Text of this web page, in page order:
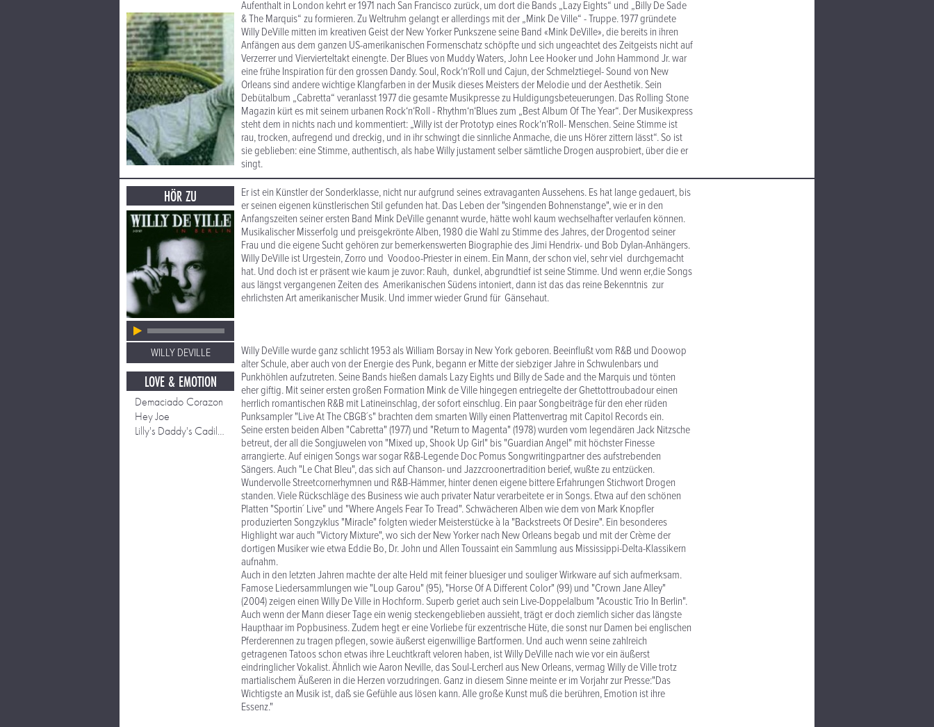
Aufenthalt in London kehrt er 1971 nach San Francisco zurück, um dort die Bands „Lazy Eights“ und „Billy De Sade
& The Marquis“ zu formieren. Zu Weltruhm gelangt er allerdings mit der „Mink De Ville“ - Truppe. 1977 gründete
Willy DeVille mitten im kreativen Geist der New Yorker Punkszene seine Band «Mink DeVille», die bereits in ihren
Anfängen aus dem ganzen US-amerikanischen Formenschatz schöpfte und sich ungeachtet des Zeitgeists nicht auf
Verzerrer und Viervierteltakt einengte. Der Blues von Muddy Waters, John Lee Hooker und John Hammond Jr. war
eine frühe Inspiration für den grossen Dandy. Soul, Rock‘n‘Roll und Cajun, der Schmelztiegel- Sound von New
Orleans sind andere wichtige Klangfarben in der Musik dieses Meisters der Melodie und der Aesthetik. Sein
Debütalbum „Cabretta“ veranlasst 1977 die gesamte Musikpresse zu Huldigungsbeteuerungen. Das Rolling Stone
Magazin kürt es mit seinem urbanen Rock‘n‘Roll - Rhythm‘n‘Blues zum „Best Album Of The Year“. Der Musikexpress
steht dem in nichts nach und kommentiert: „Willy ist der Prototyp eines Rock‘n‘Roll- Menschen. Seine Stimme ist
rau, trocken, aufregend und dreckig, und in ihr schwingt die sinnliche Anmache, die uns Hörer zittern lässt“. So ist
sie geblieben: eine Stimme, authentisch, als habe Willy justament selber sämtliche Drogen ausprobiert, über die er
singt.
HÖR ZU
WILLY DEVILLE
LOVE & EMOTION
Demaciado Corazon
Hey Joe
Lilly's Daddy's Cadillac
Er ist ein Künstler der Sonderklasse, nicht nur aufgrund seines extravaganten Aussehens. Es hat lange gedauert, bis
er seinen eigenen künstlerischen Stil gefunden hat. Das Leben der "singenden Bohnenstange", wie er in den
Anfangszeiten seiner ersten Band Mink DeVille genannt wurde, hätte wohl kaum wechselhafter verlaufen können.
Musikalischer Misserfolg und preisgekrönte Alben, 1980 die Wahl zu Stimme des Jahres, der Drogentod seiner
Frau und die eigene Sucht gehören zur bemerkenswerten Biographie des Jimi Hendrix- und Bob Dylan-Anhängers.
Willy DeVille ist Urgestein, Zorro und Voodoo-Priester in einem. Ein Mann, der schon viel, sehr viel durchgemacht
hat. Und doch ist er präsent wie kaum je zuvor: Rauh, dunkel, abgrundtief ist seine Stimme. Und wenn er,die Songs
aus längst vergangenen Zeiten des Amerikanischen Südens intoniert, dann ist das das reine Bekenntnis zur
ehrlichsten Art amerikanischer Musik. Und immer wieder Grund für Gänsehaut.
Willy DeVille wurde ganz schlicht 1953 als William Borsay in New York geboren. Beeinflußt vom R&B und Doowop
alter Schule, aber auch von der Energie des Punk, begann er Mitte der siebziger Jahre in Schwulenbars und
Punkhöhlen aufzutreten. Seine Bands hießen damals Lazy Eights und Billy de Sade and the Marquis und tönten
eher giftig. Mit seiner ersten großen Formation Mink de Ville hingegen entriegelte der Ghettottroubadour einen
herrlich romantischen R&B mit Latineinschlag, der sofort einschlug. Ein paar Songbeiträge für den eher rüden
Punksampler "Live At The CBGB´s" brachten dem smarten Willy einen Plattenvertrag mit Capitol Records ein.
Seine ersten beiden Alben "Cabretta" (1977) und "Return to Magenta" (1978) wurden vom legendären Jack Nitzsche
betreut, der all die Songjuwelen von "Mixed up, Shook Up Girl" bis "Guardian Angel" mit höchster Finesse
arrangierte. Auf einigen Songs war sogar R&B-Legende Doc Pomus Songwritingpartner des aufstrebenden
Sängers. Auch "Le Chat Bleu", das sich auf Chanson- und Jazzcroonertradition berief, wußte zu entzücken.
Wundervolle Streetcornerhymnen und R&B-Hämmer, hinter denen eigene bittere Erfahrungen Stichwort Drogen
standen. Viele Rückschläge des Business wie auch privater Natur verarbeitete er in Songs. Etwa auf den schönen
Platten "Sportin´ Live" und "Where Angels Fear To Tread". Schwächeren Alben wie dem von Mark Knopfler
produzierten Songzyklus "Miracle" folgten wieder Meisterstücke à la "Backstreets Of Desire". Ein besonderes
Highlight war auch "Victory Mixture", wo sich der New Yorker nach New Orleans begab und mit der Crème der
dortigen Musiker wie etwa Eddie Bo, Dr. John und Allen Toussaint ein Sammlung aus Mississippi-Delta-Klassikern
aufnahm.
Auch in den letzten Jahren machte der alte Held mit feiner bluesiger und souliger Wirkware auf sich aufmerksam.
Famose Liedersammlungen wie "Loup Garou" (95), "Horse Of A Different Color" (99) und "Crown Jane Alley"
(2004) zeigen einen Willy De Ville in Hochform. Superb geriet auch sein Live-Doppelalbum "Acoustic Trio In Berlin".
Auch wenn der Mann dieser Tage ein wenig steckengeblieben aussieht, trägt er doch ziemlich sicher das längste
Haupthaar im Popbusiness. Zudem hegt er eine Vorliebe für exzentrische Hüte, die sonst nur Damen bei englischen
Pferderennen zu tragen pflegen, sowie äußerst eigenwillige Bartformen. Und auch wenn seine zahlreich
getragenen Tatoos schon etwas ihre Leuchtkraft veloren haben, ist Willy DeVille nach wie vor ein äußerst
eindringlicher Vokalist. Ähnlich wie Aaron Neville, das Soul-Lercherl aus New Orleans, vermag Willy de Ville trotz
martialischem Äußeren in die Herzen vorzudringen. Ganz in diesem Sinne meinte er im Vorjahr zur Presse:"Das
Wichtigste an Musik ist, daß sie Gefühle aus lösen kann. Alle große Kunst muß die berühren, Emotion ist ihre
Essenz."